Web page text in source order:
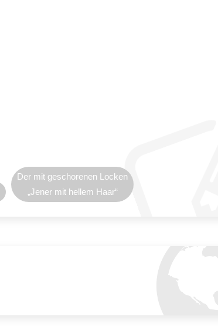
Der mit geschorenen Locken
„Jener mit hellem Haar“